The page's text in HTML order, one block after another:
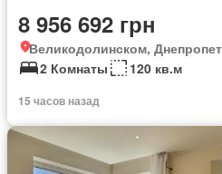
8 956 692 грн
Великодолинском,
2 Комнаты
120 кв.м
15 часов назад